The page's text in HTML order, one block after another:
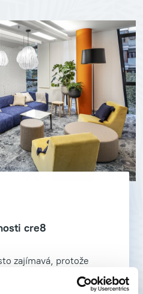
cre8
zajímavá, protože
projekty.